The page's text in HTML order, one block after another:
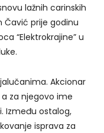
lažnih carinskih
Čavić prije godinu
“Elektrokrajine” u
Akcionar
za njegovo ime
Između ostalog,
isprava za